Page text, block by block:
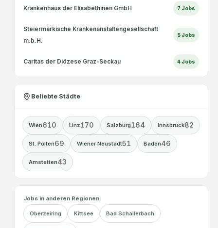
Krankenhaus der Elisabethinen GmbH 7 Jobs
Steiermärkische Krankenanstaltengesellschaft
m.b.H.
5 Jobs
Caritas der Diözese Graz-Seckau 4 Jobs
Beliebte Städte
Wien610 Linz170 Salzburg164 Innsbruck82
St. Pölten69 Wiener Neustadt51 Baden46
Amstetten43
Jobs in anderen Regionen:
Oberzeiring Kittsee Bad Schallerbach